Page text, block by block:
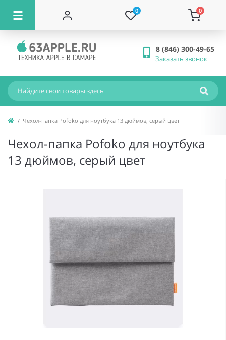
0 0
8 (846) 300-49-65
Заказать звонок
Чехол-папка Pofoko для ноутбука 13 дюймов, серый цвет
Чехол-папка Pofoko для ноутбука
13 дюймов, серый цвет